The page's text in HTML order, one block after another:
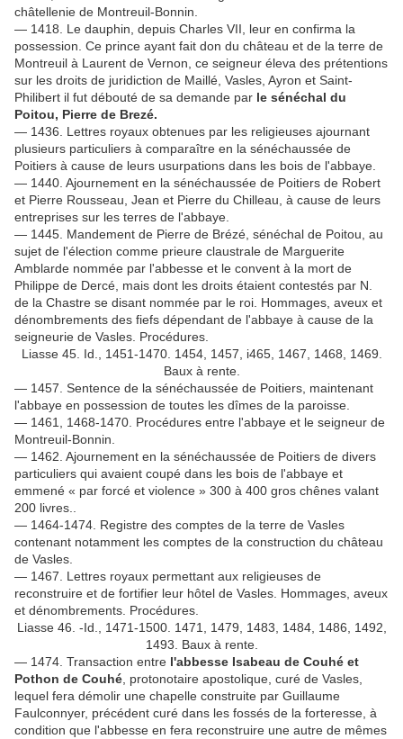
châtellenie de Montreuil-Bonnin.
— 1418. Le dauphin, depuis Charles VII, leur en confirma la
possession. Ce prince ayant fait don du château et de la terre de
Montreuil à Laurent de Vernon, ce seigneur éleva des prétentions
sur les droits de juridiction de Maillé, Vasles, Ayron et Saint-
Philibert il fut débouté de sa demande par le sénéchal du
Poitou, Pierre de Brezé.
— 1436. Lettres royaux obtenues par les religieuses ajournant
plusieurs particuliers à comparaître en la sénéchaussée de
Poitiers à cause de leurs usurpations dans les bois de l'abbaye.
— 1440. Ajournement en la sénéchaussée de Poitiers de Robert
et Pierre Rousseau, Jean et Pierre du Chilleau, à cause de leurs
entreprises sur les terres de l'abbaye.
— 1445. Mandement de Pierre de Brézé, sénéchal de Poitou, au
sujet de l'élection comme prieure claustrale de Marguerite
Amblarde nommée par l'abbesse et le convent à la mort de
Philippe de Dercé, mais dont les droits étaient contestés par N.
de la Chastre se disant nommée par le roi. Hommages, aveux et
dénombrements des fiefs dépendant de l'abbaye à cause de la
seigneurie de Vasles. Procédures.
Liasse 45. Id., 1451-1470. 1454, 1457, i465, 1467, 1468, 1469.
Baux à rente.
— 1457. Sentence de la sénéchaussée de Poitiers, maintenant
l'abbaye en possession de toutes les dîmes de la paroisse.
— 1461, 1468-1470. Procédures entre l'abbaye et le seigneur de
Montreuil-Bonnin.
— 1462. Ajournement en la sénéchaussée de Poitiers de divers
particuliers qui avaient coupé dans les bois de l'abbaye et
emmené « par forcé et violence » 300 à 400 gros chênes valant
200 livres..
— 1464-1474. Registre des comptes de la terre de Vasles
contenant notamment les comptes de la construction du château
de Vasles.
— 1467. Lettres royaux permettant aux religieuses de
reconstruire et de fortifier leur hôtel de Vasles. Hommages, aveux
et dénombrements. Procédures.
Liasse 46. -Id., 1471-1500. 1471, 1479, 1483, 1484, 1486, 1492,
1493. Baux à rente.
— 1474. Transaction entre l'abbesse Isabeau de Couhé et
Pothon de Couhé , protonotaire apostolique, curé de Vasles,
lequel fera démolir une chapelle construite par Guillaume
Faulconnyer, précédent curé dans les fossés de la forteresse, à
condition que l'abbesse en fera reconstruire une autre de mêmes